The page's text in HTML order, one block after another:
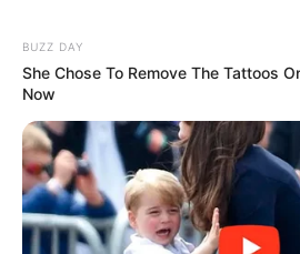
4. Selain memiliki suara merdu, ia
gitar
BUZZ DAY
She Chose To Remove The Tattoos
Now